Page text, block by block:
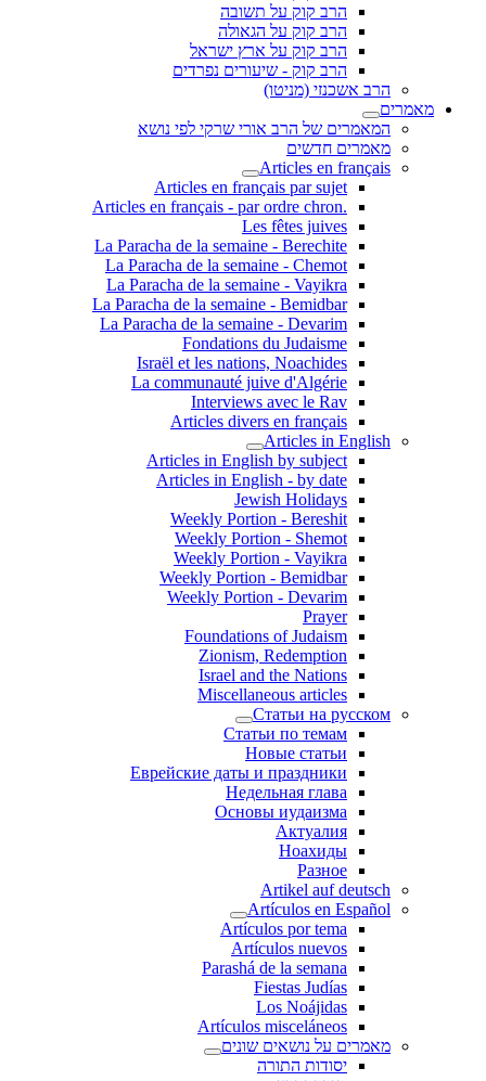
הרב קוק על תשובה
הרב קוק על הגאולה
הרב קוק על ארץ ישראל
הרב קוק - שיעורים נפרדים
הרב אשכנזי (מניטו)
מאמרים
המאמרים של הרב אורי שרקי לפי נושא
מאמרים חדשים
Articles en français
Articles en français par sujet
.Articles en français - par ordre chron
Les fêtes juives
La Paracha de la semaine - Berechite
La Paracha de la semaine - Chemot
La Paracha de la semaine - Vayikra
La Paracha de la semaine - Bemidbar
La Paracha de la semaine - Devarim
Fondations du Judaisme
Israël et les nations, Noachides
La communauté juive d'Algérie
Interviews avec le Rav
Articles divers en français
Articles in English
Articles in English by subject
Articles in English - by date
Jewish Holidays
Weekly Portion - Bereshit
Weekly Portion - Shemot
Weekly Portion - Vayikra
Weekly Portion - Bemidbar
Weekly Portion - Devarim
Prayer
Foundations of Judaism
Zionism, Redemption
Israel and the Nations
Miscellaneous articles
Статьи на русском
Статьи по темам
Новые статьи
Еврейские даты и праздники
Недельная глава
Основы иудаизма
Актуалия
Ноахиды
Разное
Artikel auf deutsch
Artículos en Español
Artículos por tema
Artículos nuevos
Parashá de la semana
Fiestas Judías
Los Noájidas
Artículos misceláneos
מאמרים על נושאים שונים
יסודות התורה